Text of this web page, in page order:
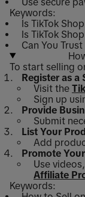
Keywords:
Is TikTok
Is TikTok
Can You
To start selling
Register as a
Visit the
Sign up
Provide
Submit
List Your
Add
Promote
Use
Affiliate
Keywords: